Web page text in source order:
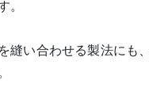
。
縫い合わせる製法にも